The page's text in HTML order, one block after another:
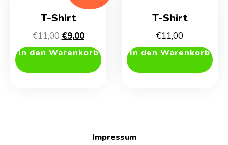
T-Shirt
€11,00 Ursprünglicher
Preis
€11,00
€9,00Aktueller
Preis
€9,00.
In den Warenkorb
T-Shirt
€11,00
In den Warenkorb
Impressum